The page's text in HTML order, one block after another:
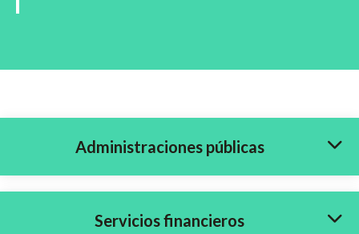
Administraciones públicas
Servicios financieros